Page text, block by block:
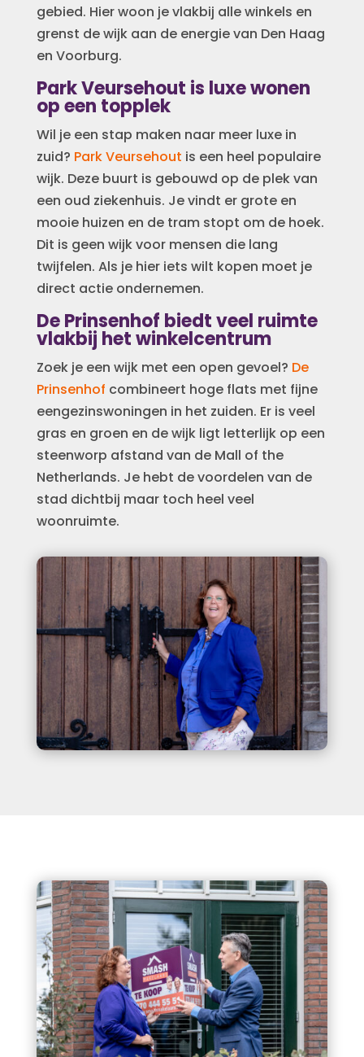
gebied. Hier woon je vlakbij alle winkels en
grenst de wijk aan de energie van Den Haag
en Voorburg.
Park Veursehout is luxe wonen
op een topplek
Wil je een stap maken naar meer luxe in
zuid? Park Veursehout is een heel populaire
wijk. Deze buurt is gebouwd op de plek van
een oud ziekenhuis. Je vindt er grote en
mooie huizen en de tram stopt om de hoek.
Dit is geen wijk voor mensen die lang
twijfelen. Als je hier iets wilt kopen moet je
direct actie ondernemen.
De Prinsenhof biedt veel ruimte
vlakbij het winkelcentrum
Zoek je een wijk met een open gevoel? De
Prinsenhof combineert hoge flats met fijne
eengezinswoningen in het zuiden. Er is veel
gras en groen en de wijk ligt letterlijk op een
steenworp afstand van de Mall of the
Netherlands. Je hebt de voordelen van de
stad dichtbij maar toch heel veel
woonruimte.